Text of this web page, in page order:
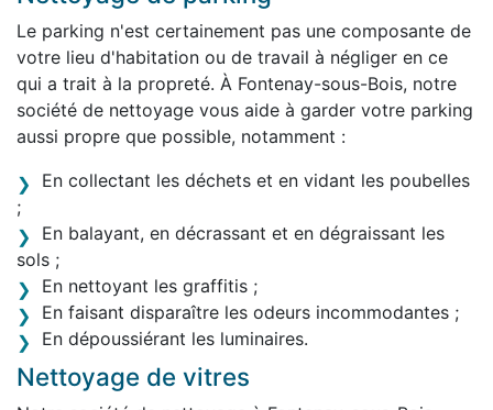
Le parking n'est certainement pas une composante de
votre lieu d'habitation ou de travail à négliger en ce
qui a trait à la propreté. À Fontenay-sous-Bois, notre
société de nettoyage vous aide à garder votre parking
aussi propre que possible, notamment :
En collectant les déchets et en vidant les poubelles
;
En balayant, en décrassant et en dégraissant les
sols ;
En nettoyant les graffitis ;
En faisant disparaître les odeurs incommodantes ;
En dépoussiérant les luminaires.
Nettoyage de vitres